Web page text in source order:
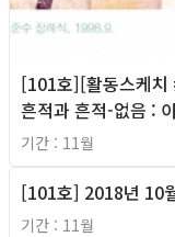
[101호][활동스케치
흔적과 흔적-없음 :
기간 : 11월
[101호] 2018년 10
기간 : 11월